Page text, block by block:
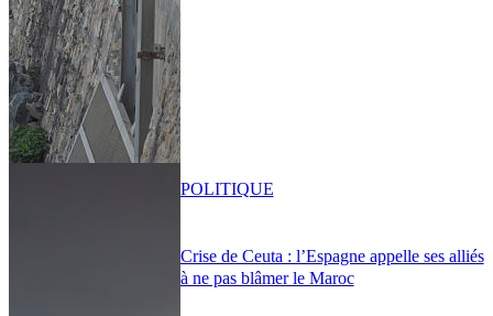
Crise de Ceuta : l’Espagne appelle ses alliés
à ne pas blâmer le Maroc
POLITIQUE